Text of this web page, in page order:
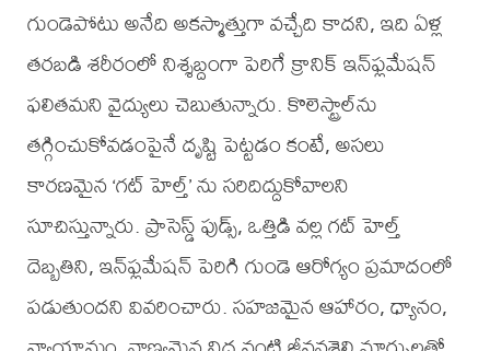
గుండెపోటు అనేది అకస్మాత్తుగా వచ్చేది కాదని, ఇది ఏళ్ల
తరబడి శరీరంలో నిశ్శబ్దంగా పెరిగే క్రానిక్ ఇన్‌ఫ్లమేషన్
ఫలితమని వైద్యులు చెబుతున్నారు. కొలెస్ట్రాల్‌ను
తగ్గించుకోవడంపైనే దృష్టి పెట్టడం కంటే, అసలు
కారణమైన ‘గట్ హెల్త్’ ను సరిదిద్దుకోవాలని
సూచిస్తున్నారు. ప్రాసెస్డ్ ఫుడ్స్, ఒత్తిడి వల్ల గట్ హెల్త్
దెబ్బతిని, ఇన్‌ఫ్లమేషన్ పెరిగి గుండె ఆరోగ్యం ప్రమాదంలో
పడుతుందని వివరించారు. సహజమైన ఆహారం, ధ్యానం,